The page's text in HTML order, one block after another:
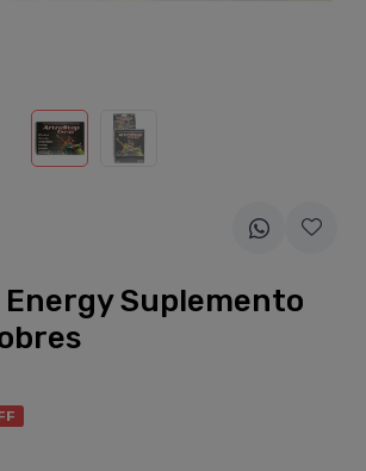
Suplemento